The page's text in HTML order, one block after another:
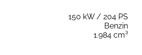
150 kW / 204 PS
Benzin
1.984 cm³